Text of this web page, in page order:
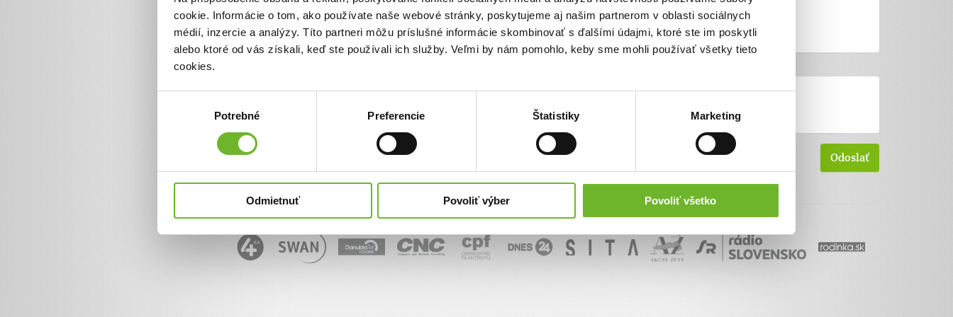
cookie. Informácie o tom, ako používate naše webové stránky, poskytujeme aj našim partnerom v oblasti sociálnych
médií, inzercie a analýzy. Títo partneri môžu príslušné informácie skombinovať s ďalšími údajmi, ktoré ste im poskytli
alebo ktoré od vás získali, keď ste používali ich služby. Veľmi by nám pomohlo, keby sme mohli používať všetky tieto
cookies.
Potrebné Preferencie Štatistiky Marketing
Odmietnuť Povoliť výber Povoliť všetko
Informácie o ĽudiaĽuďom.sk
+ 421 950 50 50 50
info@ludialudom.sk